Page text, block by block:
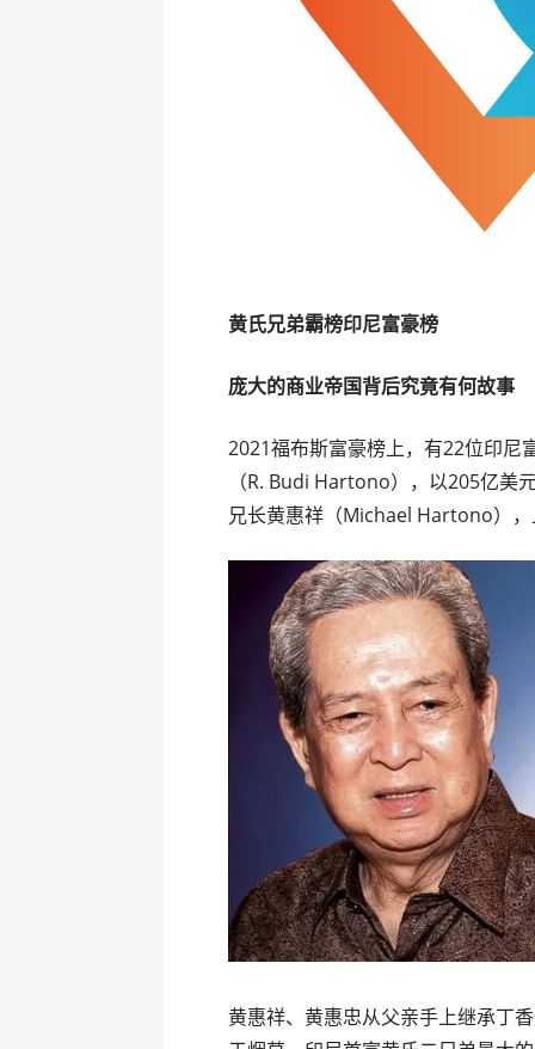
黄氏兄弟霸榜印尼富豪榜
庞大的商业帝国背后究竟有何故事
2021福布斯富豪榜上，有22位印尼
（R. Budi Hartono），以205亿美
兄长黄惠祥（Michael Hartono）
黄惠祥、黄惠忠从父亲手上继承丁